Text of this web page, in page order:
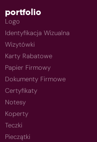
portfolio
Logo
Identyfikacja Wizualna
Wizytówki
Karty Rabatowe
Papier Firmowy
Dokumenty Firmowe
Certyfikaty
Notesy
Koperty
Teczki
Pieczątki